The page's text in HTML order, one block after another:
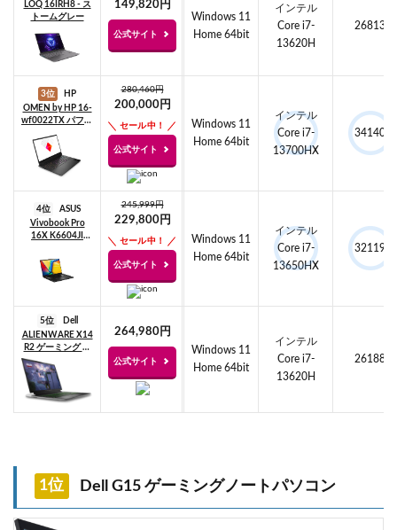
LOQ 16IRH8 - ス
トームグレー
149,820円
公式サイト
Windows 11
Home 64bit
インテル
Core i7-
13620H
26813
3位
HP
OMEN by HP 16-
wf0022TX パフォ
280,460円
200,000円
セール中！
公式サイト
Windows 11
Home 64bit
インテル
Core i7-
13700HX
34140
4位
ASUS
Vivobook Pro
16X K6604JI
K8075W)
245,999円
229,800円
セール中！
公式サイト
Windows 11
Home 64bit
インテル
Core i7-
13650HX
32119
5位
Dell
ALIENWARE X14
R2 ゲーミング ノ
264,980円
公式サイト
Windows 11
Home 64bit
インテル
Core i7-
13620H
26188
1位 Dell G15 ゲーミングノートパソコン